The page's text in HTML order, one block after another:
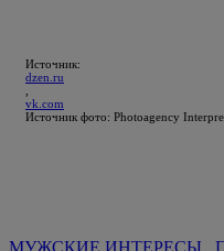
Источник:
dzen.ru
vk.com
Источник фото: Photoagency
МУЖСКИЕ ИНТЕРЕСЫ